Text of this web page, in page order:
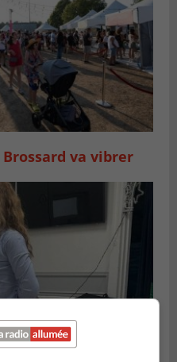
va vibrer